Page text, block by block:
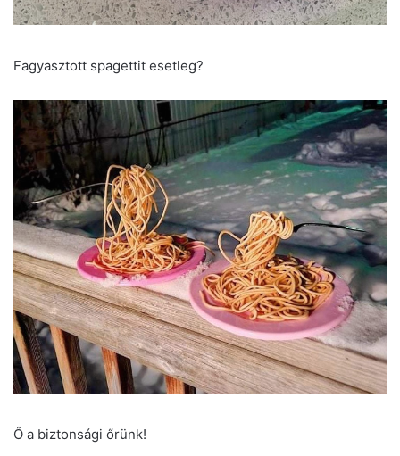
Fagyasztott spagettit esetleg?
Ő a biztonsági őrünk!